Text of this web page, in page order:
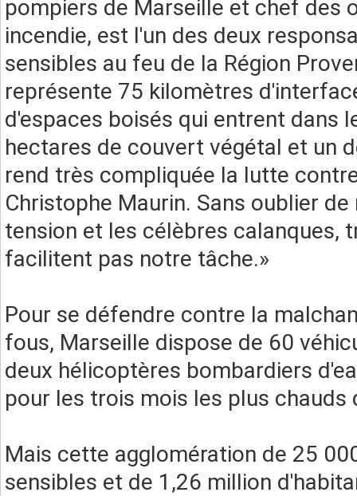
pompiers de Marseille et chef des
incendie, est l'un des deux
sensibles au feu de la Région
représente 75 kilomètres
d'espaces boisés qui entrent dans
hectares de couvert végétal et un
rend très compliquée la lutte
Christophe Maurin. Sans oublier
tension et les célèbres calanques,
facilitent pas notre tâche.»
Pour se défendre contre la
fous, Marseille dispose de 60
deux hélicoptères bombardiers
pour les trois mois les plus chauds
Mais cette agglomération de 25
sensibles et de 1,26 million